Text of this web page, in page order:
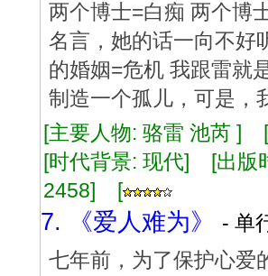
两个博士=白痴 两个博
名言，她的话一向不好
的婚姻=危机 我跟雷就
制造一个孤儿，可是，
[主要人物: 骆雷 池芮
[时代背景: 现代] [出
2458] [
7. 《爱人难为》
- 单
七年前，为了保护心爱